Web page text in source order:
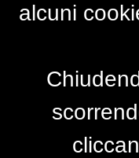
la
alcuni